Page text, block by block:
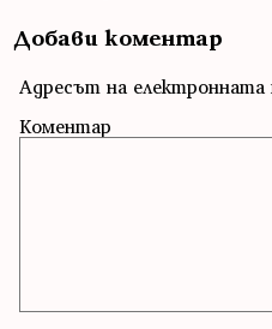
Добави коментар
Адресът на електронната
Коментар